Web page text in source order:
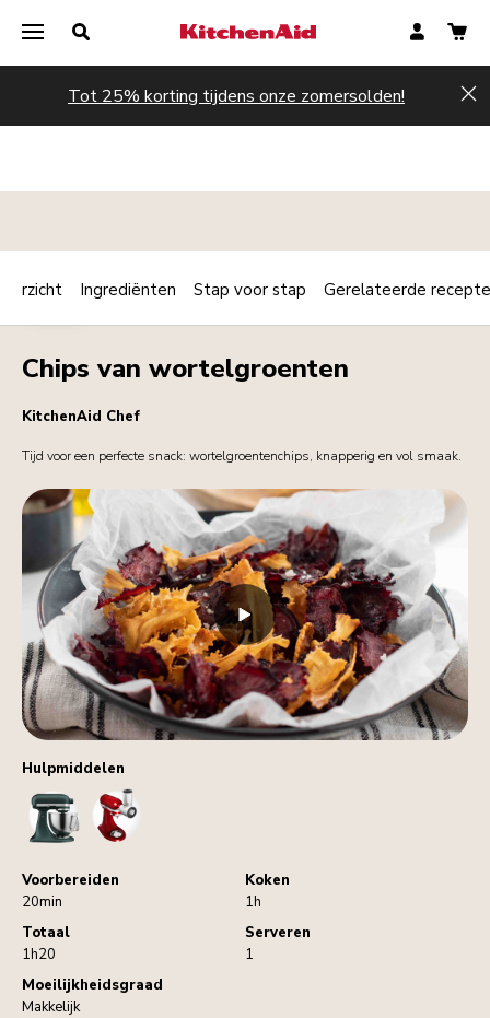
Tot 25% korting tijdens onze zomersolden!
Hulpmiddelen
StandMixerVegetableSlicerAndShredder
Voorbereiden
20min
Koken
1h
Totaal
1h20
Serveren
1
Moeilijkheidsgraad
Makkelijk
CHIPS Print
Share
Chips van wortelgroenten
KitchenAid Chef
Tijd voor een perfecte snack: wortelgroentenchips, knapperig en vol smaak.
Ingrediënten Stap voor stap Gerelateerde